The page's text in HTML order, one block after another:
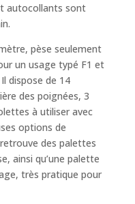
autocollants sont
pèse seulement
un usage typé F1 et
dispose de 14
des poignées, 3
à utiliser avec
options de
des palettes
ainsi qu’une palette
très pratique pour